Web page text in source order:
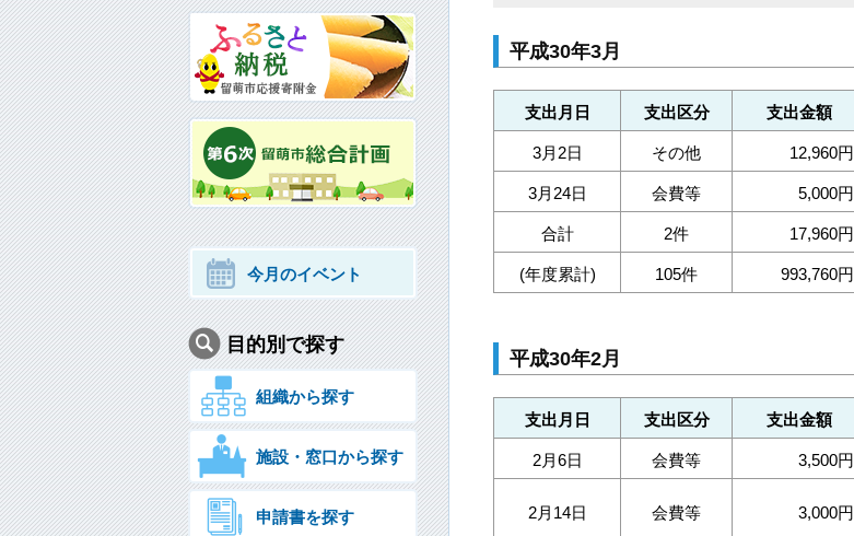
平成30年3月
支出月日 支出区分 支出金額
3月2日 その他 12,960円
3月24日 会費等 5,000円
合計 2件 17,960円
(年度累計) 105件 993,760円
平成30年2月
支出月日 支出区分 支出金額
2月6日 会費等 3,500円
2月14日 会費等 3,000円
今月のイベント
目的別で探す
組織から探す
施設・窓口から探す
申請書を探す